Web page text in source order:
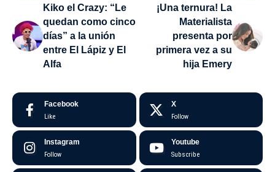
Kiko el Crazy: “Le
quedan como cinco
días” a la unión
entre El Lápiz y El
Alfa
¡Una ternura! La
Materialista
presenta por
primera vez a su
hija Emery
Facebook
Like
X
Follow
Instagram
Follow
Youtube
Subscribe